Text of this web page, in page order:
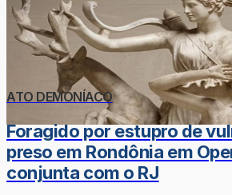
ATO DEMONÍACO
Foragido por estupro de
preso em Rondônia em
conjunta com o RJ